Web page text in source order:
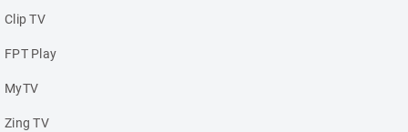
Clip TV
FPT Play
MyTV
Zing TV